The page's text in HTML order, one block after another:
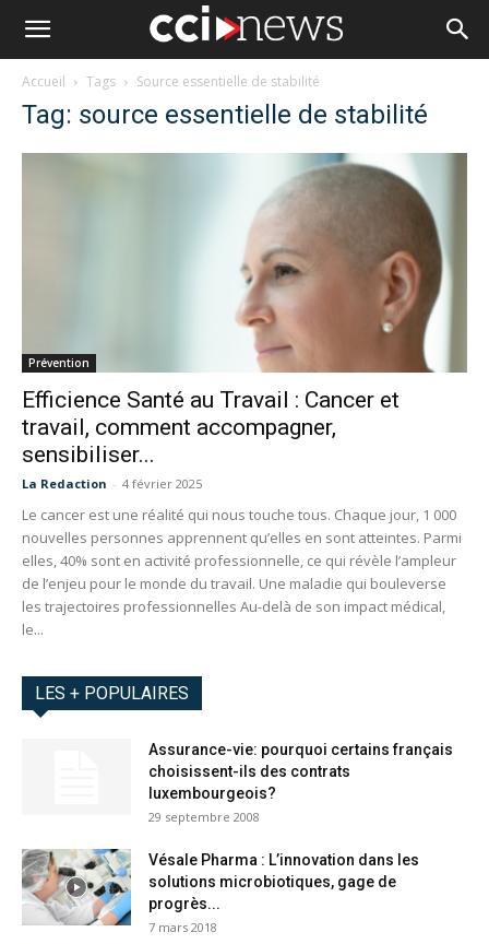
Accueil Tags Source essentielle de stabilité
Tag: source essentielle de stabilité
Prévention
Efficience Santé au Travail : Cancer et
travail, comment accompagner,
sensibiliser...
La Redaction - 4 février 2025
Le cancer est une réalité qui nous touche tous. Chaque jour, 1 000
nouvelles personnes apprennent qu’elles en sont atteintes. Parmi
elles, 40% sont en activité professionnelle, ce qui révèle l’ampleur
de l’enjeu pour le monde du travail. Une maladie qui bouleverse
les trajectoires professionnelles Au-delà de son impact médical,
le...
LES + POPULAIRES
Assurance-vie: pourquoi certains français
choisissent-ils des contrats
luxembourgeois?
29 septembre 2008
Vésale Pharma : L’innovation dans les
solutions microbiotiques, gage de
progrès...
7 mars 2018